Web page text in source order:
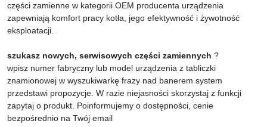
części zamienne w kategorii OEM producenta urządzenia
zapewniają komfort pracy kotła, jego efektywność i żywotność
eksploatacji.
szukasz nowych, serwisowych części zamiennych ?
wpisz numer fabryczny lub model urządzenia z tabliczki
znamionowej w wyszukiwarkę frazy nad banerem system
przedstawi propozycje. W razie niejasności skorzystaj z funkcji
zapytaj o produkt. Poinformujemy o dostępności, cenie
bezpośrednio na Twój email